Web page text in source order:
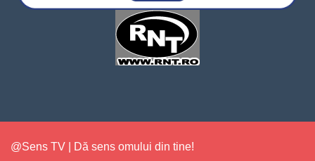
@Sens TV | Dă sens omului din tine!